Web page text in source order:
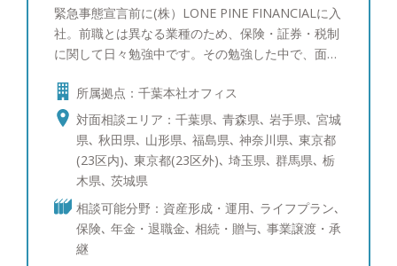
緊急事態宣言前に(株）LONE PINE FINANCIALに入
社。前職とは異なる業種のため、保険・証券・税制
に関して日々勉強中です。その勉強した中で、面白
じたことを皆様にも実感してもらえるようお伝えし
ていければと思います。 【以下のようなことを感
じたことがある方、是非一度ご相談ください】 ・
お金の不安を先延ばしにしてしまっている ・貯蓄
を考えているが、なかなか上手く貯められない ・
将来必要になるかもしれないお金の金額が分からな
い ・月々の支出の管理に苦手意識がある ・そもそ
も何を相談したらよいかわからない 【趣味】 キャ
ンプ（一年を通してキャンプに行っております。キ
所属拠点：千葉本社オフィス
対面相談エリア：千葉県､ 青森県､ 岩手県､ 宮城
県､ 秋田県､ 山形県､ 福島県､ 神奈川県､ 東京都
(23区内)､ 東京都(23区外)､ 埼玉県､ 群馬県､ 栃
木県､ 茨城県
相談可能分野：資産形成・運用､ ライフプラン､
保険､ 年金・退職金､ 相続・贈与､ 事業譲渡・承
継